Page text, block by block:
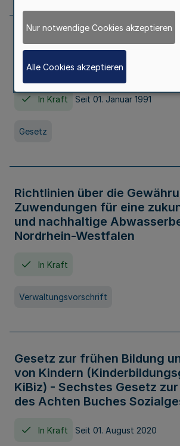
Erstes Gesetz zur
Kinder- und
KJHG -
In Kraft Seit 01. Januar 1991
Gesetz
Richtlinien über die
Zuwendungen für eine
und nachhaltige
Nordrhein-Westfalen
In Kraft
Verwaltungsvorschrift
Gesetz zur frühen Bildung
von Kindern
KiBiz) - Sechstes Gesetz
des Achten Buches
In Kraft Seit 01. August 2020
Nur notwendige Cookies akzeptieren
Alle Cookies akzeptieren